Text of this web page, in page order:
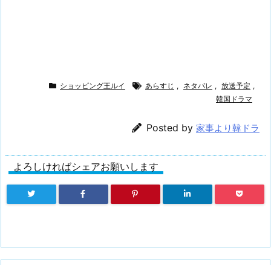
ショッピング王ルイ あらすじ , ネタバレ , 放送予定 ,
韓国ドラマ
Posted by 家事より韓ドラ
よろしければシェアお願いします